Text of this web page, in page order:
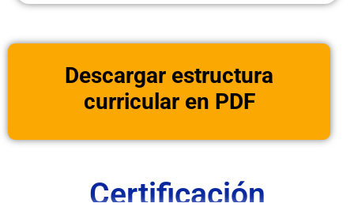
Descargar estructura
curricular en PDF
Certificación